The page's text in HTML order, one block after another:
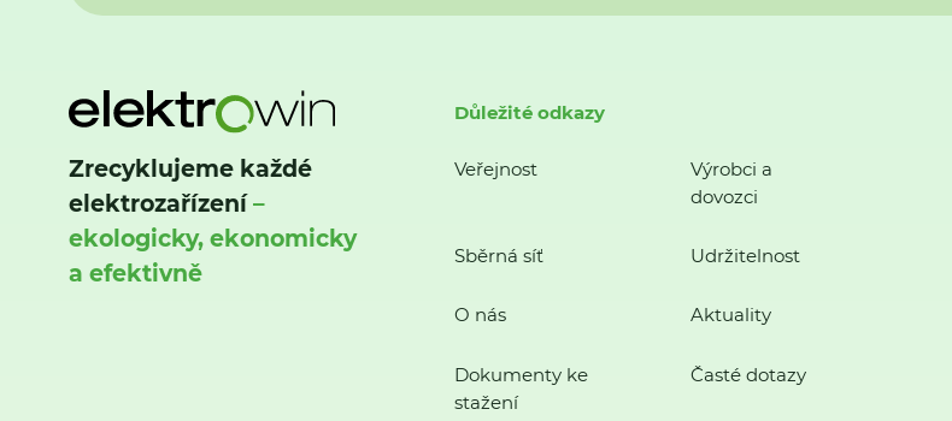
Zrecyklujeme každé
elektrozařízení–
ekologicky, ekonomicky
a efektivně
Důležité odkazy
Veřejnost
Výrobci a
dovozci
Sběrná síť Udržitelnost
O nás Aktuality
Dokumenty ke
stažení
Časté dotazy